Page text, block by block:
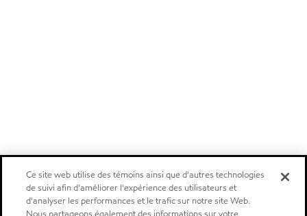
Ce site web utilise des témoins ainsi que d'autres technologies
de suivi afin d'améliorer l'expérience des utilisateurs et
d'analyser les performances et le trafic sur notre site Web.